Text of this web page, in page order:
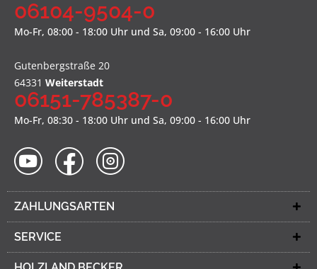
06104-9504-0
Mo-Fr, 08:00 - 18:00 Uhr und Sa, 09:00 - 16:00 Uhr
Gutenbergstraße 20
64331 Weiterstadt
06151-785387-0
Mo-Fr, 08:30 - 18:00 Uhr und Sa, 09:00 - 16:00 Uhr
ZAHLUNGSARTEN
SERVICE